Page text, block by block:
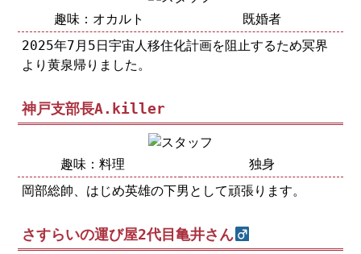
趣味：オカルト
既婚者
2025年7月5日宇宙人移住化計画を阻止するため冥界
より黄泉帰りました。
神戸支部長A.killer
趣味：料理
独身
岡部総帥、はじめ英雄の下男として頑張ります。
さすらいの運び屋2代目亀井さん